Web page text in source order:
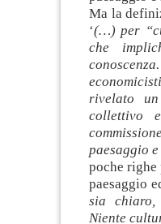
Ma la
‘(…) per
che
rivelato
collettivo
paesaggio
poche
paesaggio
sia chiaro,
Niente